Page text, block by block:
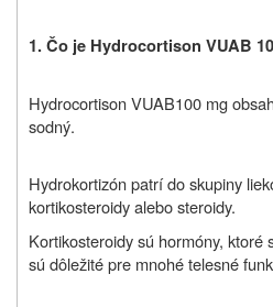
1. Čo je Hydrocortison VUAB
Hydrocortison VUAB100 mg
sodný.
Hydrokortizón patrí do skupiny
kortikosteroidy alebo steroidy.
Kortikosteroidy sú hormóny, ktoré
sú dôležité pre mnohé telesné